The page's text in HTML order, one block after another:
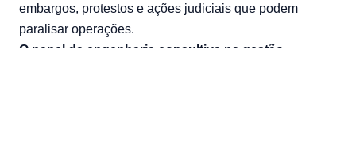
embargos, protestos e ações judiciais que podem
paralisar operações.
O papel da engenharia consultiva na gestão